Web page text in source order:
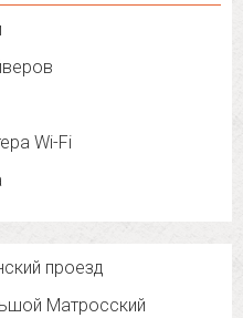
Wi-Fi
проезд
Матросский